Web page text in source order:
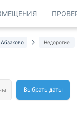
Недорогие
Выбрать даты